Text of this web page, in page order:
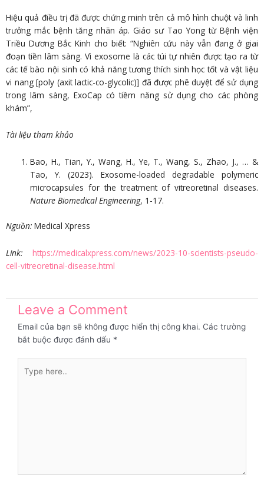
Hiệu quả điều trị đã được chứng minh trên cả mô hình chuột và linh
trưởng mắc bệnh tăng nhãn áp. Giáo sư Tao Yong từ Bệnh viện
Triều Dương Bắc Kinh cho biết: “Nghiên cứu này vẫn đang ở giai
đoạn tiền lâm sàng. Vì exosome là các túi tự nhiên được tạo ra từ
các tế bào nội sinh có khả năng tương thích sinh học tốt và vật liệu
vi nang [poly (axit lactic-co-glycolic)] đã được phê duyệt để sử dụng
trong lâm sàng, ExoCap có tiềm năng sử dụng cho các phòng
khám”,
Tài liệu tham khảo
Bao, H., Tian, Y., Wang, H., Ye, T., Wang, S., Zhao, J., … &
Tao, Y. (2023). Exosome-loaded degradable polymeric
microcapsules for the treatment of vitreoretinal diseases.
Nature Biomedical Engineering, 1-17.
Nguồn: Medical Xpress
Link: https://medicalxpress.com/news/2023-10-scientists-pseudo-
cell-vitreoretinal-disease.html
Leave a Comment
Email của bạn sẽ không được hiển thị công khai. Các trường
bắt buộc được đánh dấu *
here..